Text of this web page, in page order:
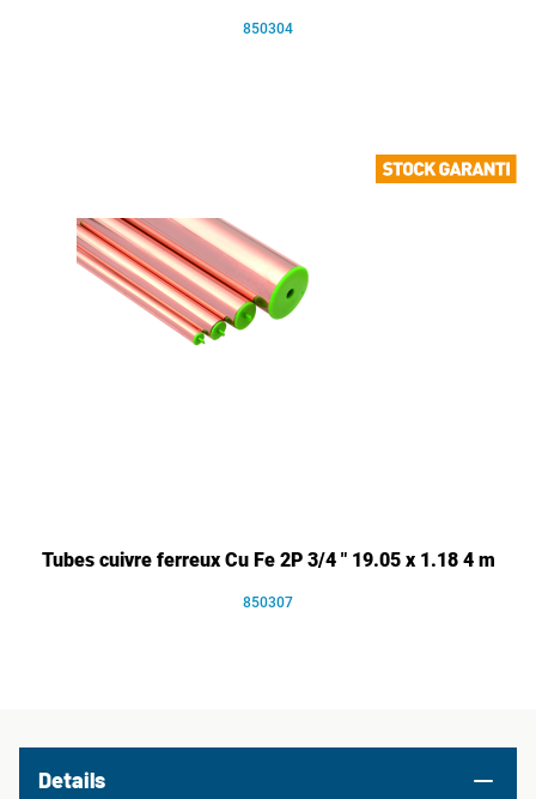
850304
Tubes cuivre ferreux Cu Fe 2P 3/4 " 19.05 x 1.18 4 m
850307
Details